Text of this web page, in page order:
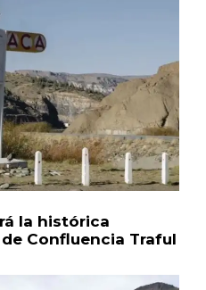
la histórica
Confluencia Traful